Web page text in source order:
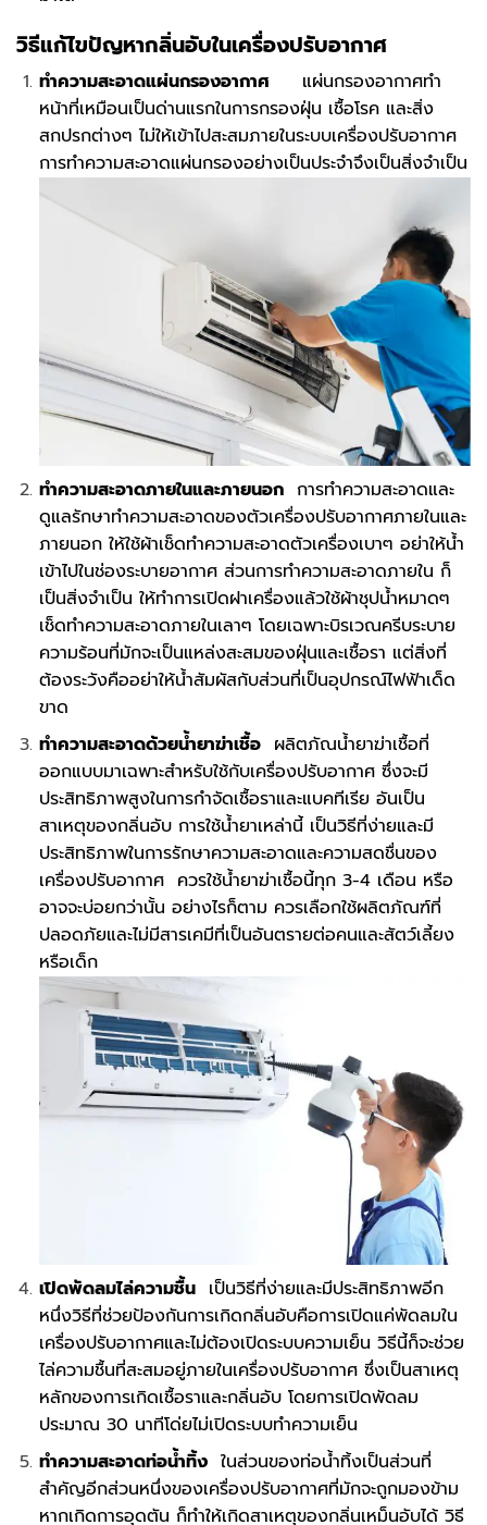
วิธีแก้ไขปัญหากลิ่นอับในเครื่องปรับอากาศ
ทำความสะอาดแผ่นกรองอากาศแผ่นกรองอากาศทำ
หน้าที่เหมือนเป็นด่านแรกในการกรองฝุ่น เชื้อโรค และสิ่ง
สกปรกต่างๆ ไม่ให้เข้าไปสะสมภายในระบบเครื่องปรับอากาศ
การทำความสะอาดแผ่นกรองอย่างเป็นประจำจึงเป็นสิ่งจำเป็น
ทำความสะอาดภายในและภายนอกการทำความสะอาดและ
ดูแลรักษาทำความสะอาดของตัวเครื่องปรับอากาศภายในและ
ภายนอก ให้ใช้ผ้าเช็ดทำความสะอาดตัวเครื่องเบาๆ อย่าให้น้ำ
เข้าไปในช่องระบายอากาศ ส่วนการทำความสะอาดภายใน ก็
เป็นสิ่งจำเป็น ให้ทำการเปิดฝาเครื่องแล้วใช้ผ้าชุปน้ำหมาดๆ
เช็ดทำความสะอาดภายในเลาๆ โดยเฉพาะบิรเวณครีบระบาย
ความร้อนที่มักจะเป็นแหล่งสะสมของฝุ่นและเชื้อรา แต่สิ่งที่
ต้องระวังคืออย่าให้น้ำสัมผัสกับส่วนที่เป็นอุปกรณ์ไฟฟ้าเด็ด
ขาด
ทำความสะอาดด้วยน้ำยาฆ่าเชื้อผลิตภัณน้ำยาฆ่าเชื้อที่
ออกแบบมาเฉพาะสำหรับใช้กับเครื่องปรับอากาศ ซึ่งจะมี
ประสิทธิภาพสูงในการกำจัดเชื้อราและแบคทีเรีย อันเป็น
สาเหตุของกลิ่นอับ การใช้น้ำยาเหล่านี้ เป็นวิธีที่ง่ายและมี
ประสิทธิภาพในการรักษาความสะอาดและความสดชื่นของ
เครื่องปรับอากาศ ควรใช้น้ำยาฆ่าเชื้อนี้ทุก 3-4 เดือน หรือ
อาจจะบ่อยกว่านั้น อย่างไรก็ตาม ควรเลือกใช้ผลิตภัณฑ์ที่
ปลอดภัยและไม่มีสารเคมีที่เป็นอันตรายต่อคนและสัตว์เลี้ยง
หรือเด็ก
เปิดพัดลมไล่ความชื้นเป็นวิธีที่ง่ายและมีประสิทธิภาพอีก
หนึ่งวิธีที่ช่วยป้องกันการเกิดกลิ่นอับคือการเปิดแค่พัดลมใน
เครื่องปรับอากาศและไม่ต้องเปิดระบบความเย็น วิธีนี้ก็จะช่วย
ไล่ความชื้นที่สะสมอยู่ภายในเครื่องปรับอากาศ ซึ่งเป็นสาเหตุ
หลักของการเกิดเชื้อราและกลิ่นอับ โดยการเปิดพัดลม
ประมาณ 30 นาทีโด่ยไม่เปิดระบบทำความเย็น
ทำความสะอาดท่อน้ำทิ้งในส่วนของท่อน้ำทิ้งเป็นส่วนที่
สำคัญอีกส่วนหนึ่งของเครื่องปรับอากาศที่มักจะถูกมองข้าม
หากเกิดการอุดตัน ก็ทำให้เกิดสาเหตุของกลิ่นเหม็นอับได้ วิธี